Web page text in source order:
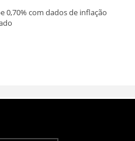
0,70% com dados de inflação